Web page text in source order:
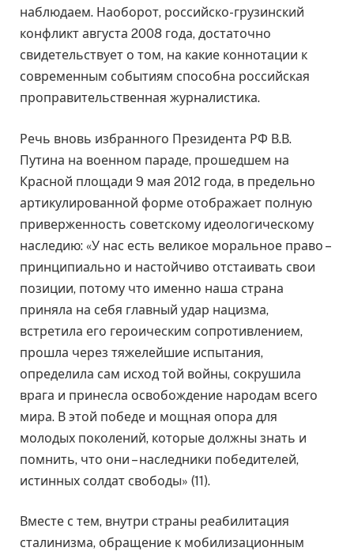
наблюдаем. Наоборот, российско-грузинский
конфликт августа 2008 года, достаточно
свидетельствует о том, на какие коннотации к
современным событиям способна российская
проправительственная журналистика.
Речь вновь избранного Президента РФ В.В.
Путина на военном параде, прошедшем на
Красной площади 9 мая 2012 года, в предельно
артикулированной форме отображает полную
приверженность советскому идеологическому
наследию: «У нас есть великое моральное право –
принципиально и настойчиво отстаивать свои
позиции, потому что именно наша страна
приняла на себя главный удар нацизма,
встретила его героическим сопротивлением,
прошла через тяжелейшие испытания,
определила сам исход той войны, сокрушила
врага и принесла освобождение народам всего
мира. В этой победе и мощная опора для
молодых поколений, которые должны знать и
помнить, что они – наследники победителей,
истинных солдат свободы» (11).
Вместе с тем, внутри страны реабилитация
сталинизма, обращение к мобилизационным